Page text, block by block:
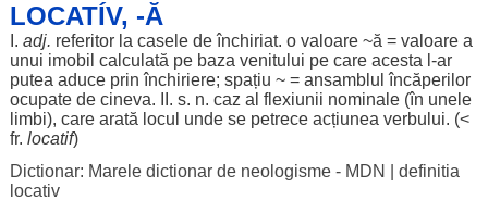
LOCATÍV, -Ă
I. adj. referitorla caseledeînchiriat. o valoare~ă = valoarea
unui imobil calculată pe baza venitului pe care acesta l-ar
putea aduceprinînchiriere; spațiu ~ = ansamblul încăperilor
ocupatede cineva. II. s. n. caz al flexiunii nominale(în unele
limbi), care arată locul unde se petrece acțiunea verbului. (<
fr. locatif)
Dictionar: Marele dictionar de neologisme - MDN
definitia
locativ